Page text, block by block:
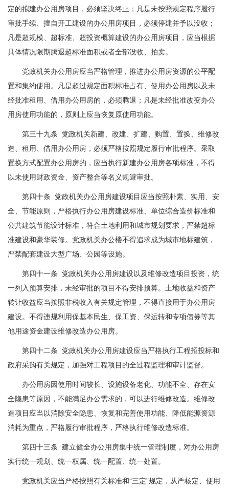
定的拟建办公用房项目，必须坚决终止；凡是未按照规定程序履行
审批手续、擅自开工建设的办公用房项目，必须停建并予以没收；
凡是超规模、超标准、超投资概算建设的办公用房项目，应当根据
具体情况限期腾退超标准面积或者全部没收、拍卖。
党政机关办公用房应当严格管理，推进办公用房资源的公平配
置和集约使用。凡是超过规定面积标准占有、使用办公用房以及未
经批准租用、借用办公用房的，必须腾退；凡是未经批准改变办公
用房使用功能的，原则上应当恢复原使用功能。
第三十九条 党政机关新建、改建、扩建、购置、置换、维修改
造、租用、借用办公用房，必须严格按照规定履行审批程序。采取
置换方式配置办公用房的，应当执行新建办公用房各项标准，不得
以未使用财政资金、资产整合等名义规避审批。
第四十条 党政机关办公用房建设项目应当按照朴素、实用、安
全、节能原则，严格执行办公用房建设标准、单位综合造价标准和
公共建筑节能设计标准，符合土地利用和城市规划要求，严禁超标
准建设和豪华装修。党政机关办公楼不得追求成为城市地标建筑，
严禁配套建设大型广场、公园等设施。
第四十一条 党政机关办公用房建设以及维修改造项目投资，统
一列入预算安排，未经审批的项目不得安排预算。土地收益和资产
转让收益应当按照非税收入有关规定管理，不得直接用于办公用房
建设。不得违规利用保基本民生、保工资、保运转和专项债券等其
他用途资金建设维修改造办公用房。
第四十二条 党政机关办公用房建设应当严格执行工程招投标和
政府采购有关规定，加强对工程项目的全过程监理和审计监督。
办公用房因使用时间较长、设施设备老化、功能不全、存在安
全隐患等原因，不能满足办公需求的，可以进行维修改造。维修改
造项目应当以消除安全隐患、恢复和完善使用功能、降低能源资源
消耗为重点，严格履行审批程序，严格执行维修改造标准。
第四十三条 建立健全办公用房集中统一管理制度，对办公用房
实行统一规划、统一权属、统一配置、统一处置。
党政机关应当严格按照有关标准和“三定”规定，从严核定、使用